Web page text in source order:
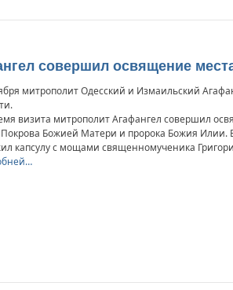
совершил освящение
митрополит Одесский и Измаильский
визита митрополит Агафангел совершил
Покрова Божией Матери и пророка Божия Илии.
капсулу с мощами священномученика